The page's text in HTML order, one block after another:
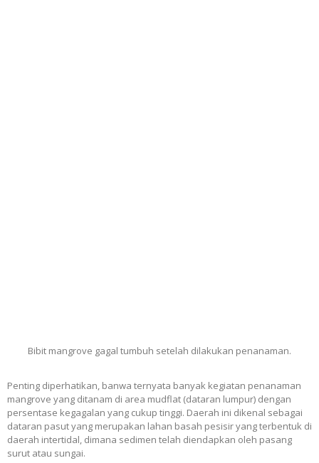
Bibit mangrove gagal tumbuh setelah dilakukan penanaman.
Penting diperhatikan, banwa ternyata banyak kegiatan penanaman
mangrove yang ditanam di area mudflat (dataran lumpur) dengan
persentase kegagalan yang cukup tinggi. Daerah ini dikenal sebagai
dataran pasut yang merupakan lahan basah pesisir yang terbentuk di
daerah intertidal, dimana sedimen telah diendapkan oleh pasang
surut atau sungai.